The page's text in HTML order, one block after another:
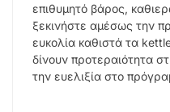
επιθυμητό βάρος,
ξεκινήστε αμέσως την
ευκολία καθιστά τα
δίνουν προτεραιότητα
την ευελιξία στο